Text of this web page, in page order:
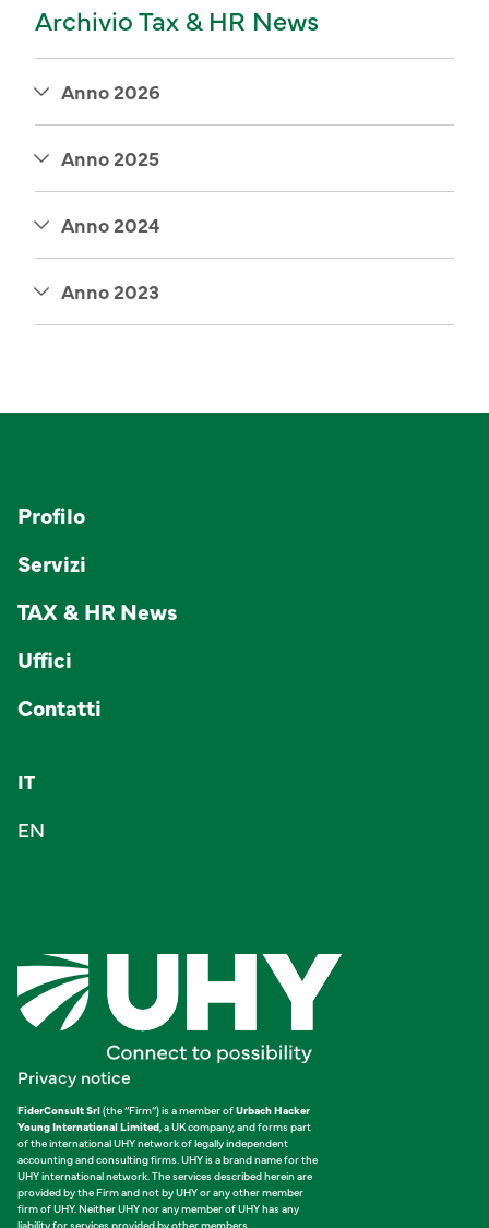
Archivio Tax & HR News
Anno 2026
Anno 2025
Anno 2024
Anno 2023
Profilo
Servizi
TAX & HR News
Uffici
Contatti
IT
EN
Privacy notice
FiderConsult Srl(the “Firm”) is a member ofUrbach Hacker
Young International Limited , a UK company, and forms part
of the international UHY network of legally independent
accounting and consulting firms. UHY is a brand name for the
UHY international network. The services described herein are
provided by the Firm and not by UHY or any other member
firm of UHY. Neither UHY nor any member of UHY has any
liability for services provided by other members.